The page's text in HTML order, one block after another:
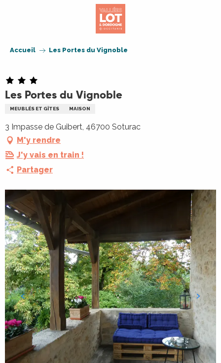
Accueil Les Portes du Vignoble
Les Portes du Vignoble
MEUBLÉS ET GÎTES MAISON
3 Impasse de Guibert, 46700 Soturac
M'y rendre
J'y vais en train !
Partager